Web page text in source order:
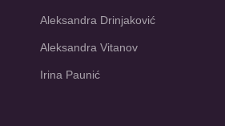
Aleksandra Drinjaković
Aleksandra Vitanov
Irina Paunić